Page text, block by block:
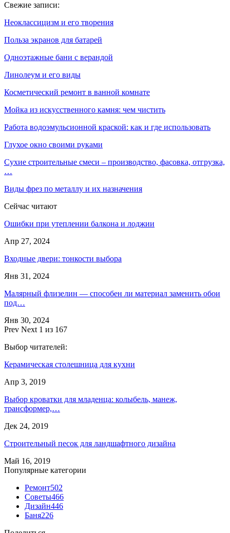
Свежие записи:
Неоклассицизм и его творения
Польза экранов для батарей
Одноэтажные бани с верандой
Линолеум и его виды
Косметический ремонт в ванной комнате
Мойка из искусственного камня: чем чистить
Работа водоэмульсионной краской: как и где использовать
Глухое окно своими руками
Сухие строительные смеси – производство, фасовка, отгрузка,
…
Виды фрез по металлу и их назначения
Сейчас читают
Ошибки при утеплении балкона и лоджии
Апр 27, 2024
Входные двери: тонкости выбора
Янв 31, 2024
Малярный флизелин — способен ли материал заменить обои
под…
Янв 30, 2024
Prev Next 1 из 167
Выбор читателей:
Керамическая столешница для кухни
Апр 3, 2019
Выбор кроватки для младенца: колыбель, манеж,
трансформер,…
Дек 24, 2019
Строительный песок для ландшафтного дизайна
Май 16, 2019
Популярные категории
Ремонт502
Советы466
Дизайн446
Баня226